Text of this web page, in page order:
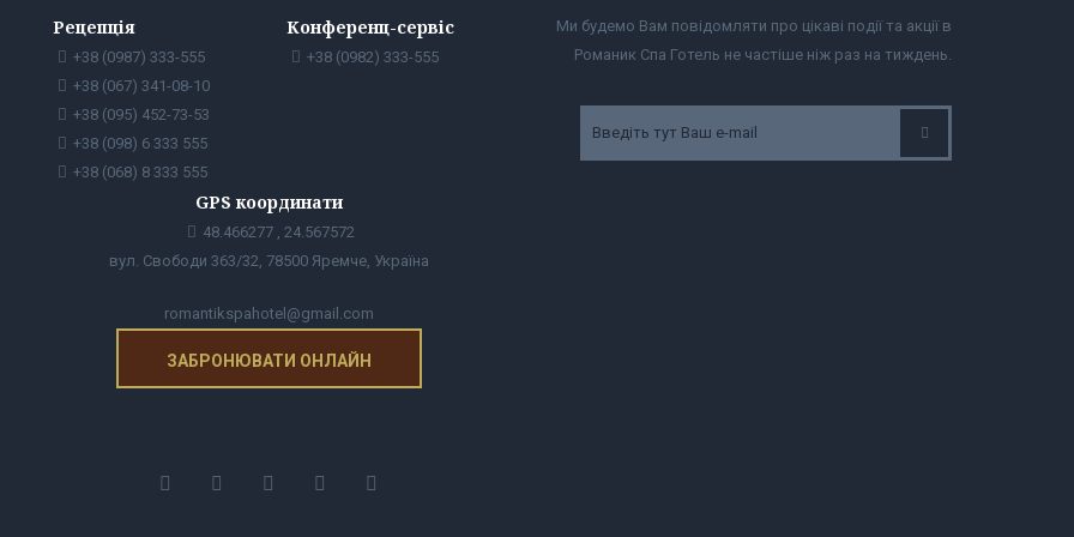
Рецепція
+38 (0987) 333-555
+38 (067) 341-08-10
+38 (095) 452-73-53
+38 (098) 6 333 555
+38 (068) 8 333 555
Конференц-сервіс
+38 (0982) 333-555
GPS координати
48.466277 , 24.567572
вул. Свободи 363/32, 78500 Яремче, Україна
romantikspahotel@gmail.com
ЗАБРОНЮВАТИ ОНЛАЙН
Ми будемо Вам повідомляти про цікаві події та акції в
Романик Спа Готель не частіше ніж раз на тиждень.